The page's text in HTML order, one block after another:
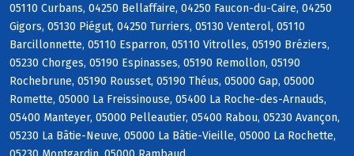
05110 Curbans, 04250 Bellaffaire, 04250 Faucon-du-Caire, 04250
Gigors, 05130 Piégut, 04250 Turriers, 05130 Venterol, 05110
Barcillonnette, 05110 Esparron, 05110 Vitrolles, 05190 Bréziers,
05230 Chorges, 05190 Espinasses, 05190 Remollon, 05190
Rochebrune, 05190 Rousset, 05190 Théus, 05000 Gap, 05000
Romette, 05000 La Freissinouse, 05400 La Roche-des-Arnauds,
05400 Manteyer, 05000 Pelleautier, 05400 Rabou, 05230 Avançon,
05230 La Bâtie-Neuve, 05000 La Bâtie-Vieille, 05000 La Rochette,